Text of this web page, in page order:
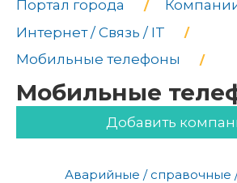
Портал города
Интернет / Связь / IT
Мобильные телефоны
Мобильные
Добавить
Аварийные / справочные